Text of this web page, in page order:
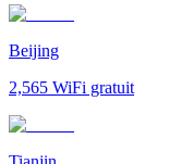
Beijing
2,565 WiFi gratuit